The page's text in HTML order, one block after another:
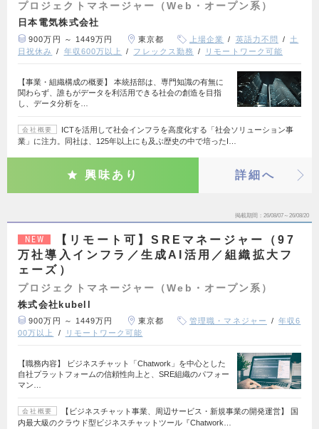
プロジェクトマネージャー（Web・オープン系）
日本電気株式会社
900万円 ～ 1449万円 東京都 上場企業 英語力不問
土
日祝休み
年収600万以上 フレックス勤務 リモートワーク可能
【事業・組織構成の概要】 本統括部は、専門知識の有無に
関わらず、誰もがデータを利活用できる社会の創造を目指
し、データ分析を…
会社概要
ICTを活用して社会インフラを高度化する「社会ソリューション事
業」に注力。同社は、125年以上にも及ぶ歴史の中で培ったI…
興味あり 詳細へ
掲載期間 26/08/07～26/08/20
NEW
【リモート可】SREマネージャー（97
万社導入インフラ／生成AI活用／組織拡大フ
ェーズ）
プロジェクトマネージャー（Web・オープン系）
株式会社kubell
900万円 ～ 1449万円 東京都 管理職・マネジャー
年収6
00万以上
リモートワーク可能
【職務内容】 ビジネスチャット「Chatwork」を中心とした
自社プラットフォームの信頼性向上と、SRE組織のパフォー
マン…
会社概要
【ビジネスチャット事業、周辺サービス・新規事業の開発運営】 国
内最大級のクラウド型ビジネスチャットツール『Chatwork…